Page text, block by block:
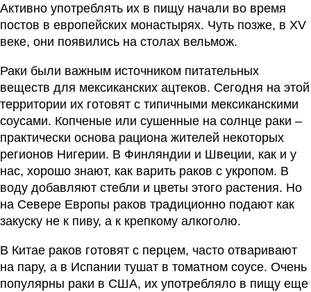
Активно употреблять их в пищу начали во время
постов в европейских монастырях. Чуть позже, в XV
веке, они появились на столах вельмож.
Раки были важным источником питательных
веществ для мексиканских ацтеков. Сегодня на этой
территории их готовят с типичными мексиканскими
соусами. Копченые или сушенные на солнце раки –
практически основа рациона жителей некоторых
регионов Нигерии. В Финляндии и Швеции, как и у
нас, хорошо знают, как варить раков с укропом. В
воду добавляют стебли и цветы этого растения. Но
на Севере Европы раков традиционно подают как
закуску не к пиву, а к крепкому алкоголю.
В Китае раков готовят с перцем, часто отваривают
на пару, а в Испании тушат в томатном соусе. Очень
популярны раки в США, их употребляло в пищу еще